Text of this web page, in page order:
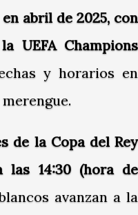
abril de 2025, con
UEFA Champions
y horarios en
de la Copa del Rey
14:30 (hora de
avanzan a la